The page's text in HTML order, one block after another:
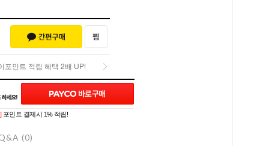
포인트 적립 혜택 2배 UP!
포인트 적립 혜택 2배 UP!
포인트 결제시 1% 적립!
(0)